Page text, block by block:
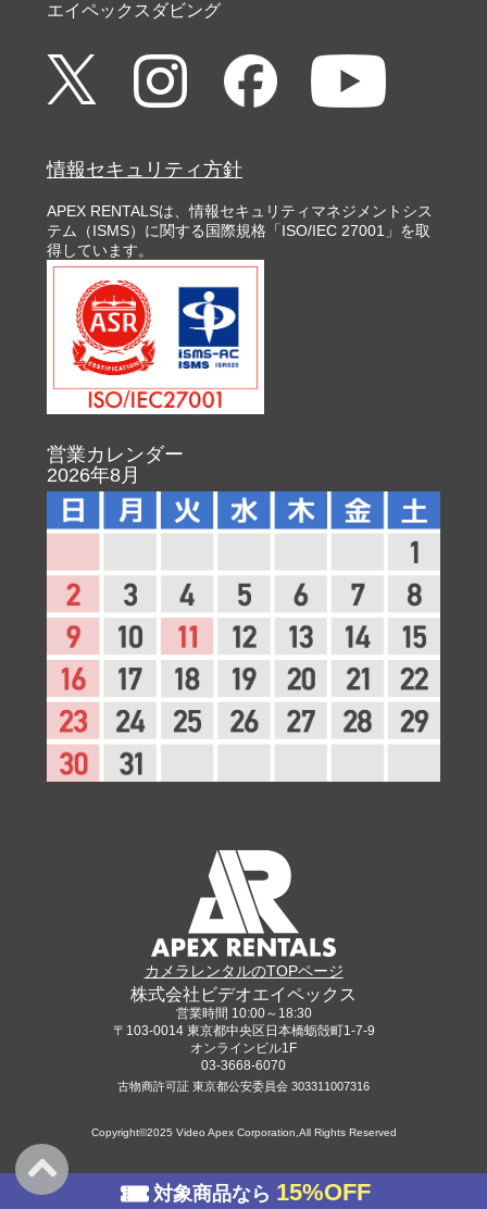
エイペックスダビング
情報セキュリティ方針
APEX RENTALSは、情報セキュリティマネジメントシス
テム（ISMS）に関する国際規格「ISO/IEC 27001」を取
得しています。
カメラレンタルのTOPページ
株式会社ビデオエイペックス
営業時間 10:00～18:30
〒103-0014 東京都中央区日本橋蛎殻町1-7-9
オンラインビル1F
03-3668-6070
古物商許可証 東京都公安委員会 303311007316
営業カレンダー
2026年8月
Copyright©2025 Video Apex Corporation,All Rights Reserved
対象商品なら 15%OFF